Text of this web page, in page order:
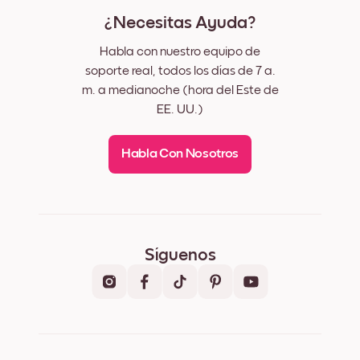
¿Necesitas Ayuda?
Habla con nuestro equipo de
soporte real, todos los días de 7 a.
m. a medianoche (hora del Este de
EE. UU.)
Habla Con Nosotros
Síguenos